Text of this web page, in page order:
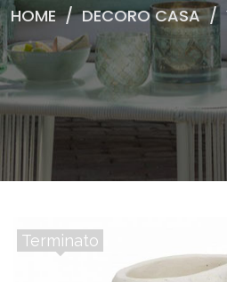
HOME / DECORO CASA /
Terminato